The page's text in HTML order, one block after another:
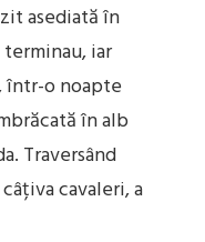
asediată în
iar
într-o noapte
în alb
Traversând
cavaleri, a